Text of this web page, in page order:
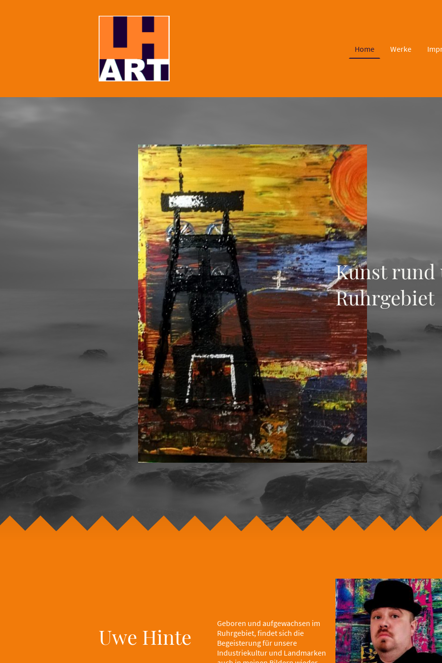
Home Werke
Kunst rund
Ruhrgebiet
Uwe Hinte
Geboren und aufgewachsen im
Ruhrgebiet, findet sich die
Begeisterung für unsere
Industriekultur und Landmarken